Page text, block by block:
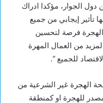
الجوار، مؤكدا ادراك
تأثير إيجابي من جميع
فرصة لتحسين
من العمال المهرة
للجميع “.
الهجرة غير الشرعية من
للهجرة او كمنطقة